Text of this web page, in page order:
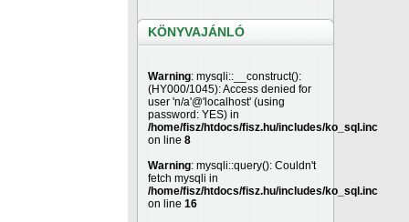
KÖNYVAJÁNLÓ
Warning: mysqli::__construct():
(HY000/1045): Access denied for
user 'n/a'@'localhost' (using
password: YES) in
/home/fisz/htdocs/fisz.hu/includes/ko_sql.inc
on line 8
Warning: mysqli::query(): Couldn't
fetch mysqli in
/home/fisz/htdocs/fisz.hu/includes/ko_sql.inc
on line 16